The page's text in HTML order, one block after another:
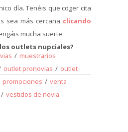
día. Tenéis que coger cita
sea más cercana clicando
mucha suerte.
outlets nupciales?
/ muestrarios
outlet pronovias / outlet
promociones / venta
/ vestidos de novia